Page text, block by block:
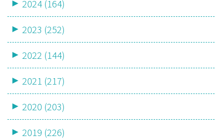
2024 (164)
2023 (252)
2022 (144)
2021 (217)
2020 (203)
2019 (226)